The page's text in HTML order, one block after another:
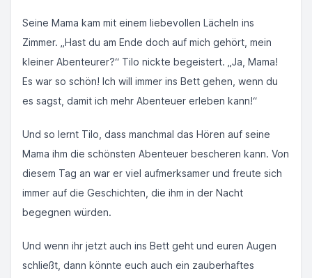
Seine Mama kam mit einem liebevollen Lächeln ins
Zimmer. „Hast du am Ende doch auf mich gehört, mein
kleiner Abenteurer?“ Tilo nickte begeistert. „Ja, Mama!
Es war so schön! Ich will immer ins Bett gehen, wenn du
es sagst, damit ich mehr Abenteuer erleben kann!“
Und so lernt Tilo, dass manchmal das Hören auf seine
Mama ihm die schönsten Abenteuer bescheren kann. Von
diesem Tag an war er viel aufmerksamer und freute sich
immer auf die Geschichten, die ihm in der Nacht
begegnen würden.
Und wenn ihr jetzt auch ins Bett geht und euren Augen
schließt, dann könnte euch auch ein zauberhaftes